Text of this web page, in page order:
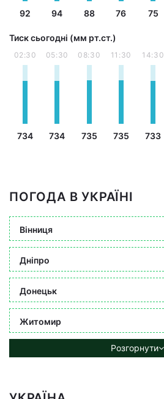
92 94 88 76 75
Тиск сьогодні (мм рт.ст.)
02:30
734
05:30
734
08:30
735
11:30
735
14:30
733
ПОГОДА В УКРАЇНІ
Вінниця
Дніпро
Донецьк
Житомир
Розгорнути